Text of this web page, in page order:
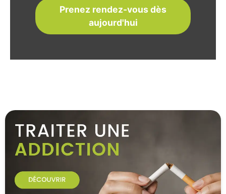
Prenez rendez-vous dès
aujourd'hui